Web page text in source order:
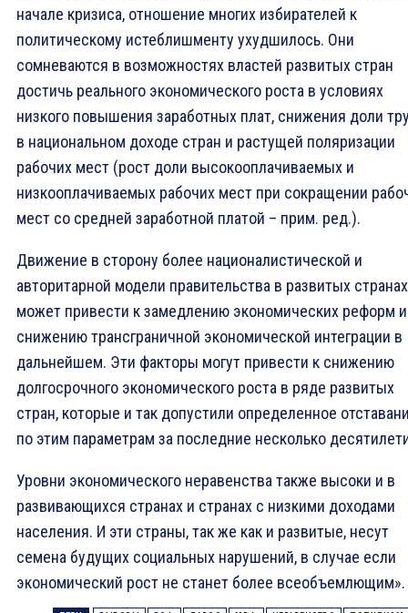
начале кризиса, отношение многих избирателей к
политическому истеблишменту ухудшилось. Они
сомневаются в возможностях властей развитых стран
достичь реального экономического роста в условиях
низкого повышения заработных плат, снижения доли
в национальном доходе стран и растущей поляризации
рабочих мест (рост доли высокооплачиваемых и
низкооплачиваемых рабочих мест при сокращении
мест со средней заработной платой – прим. ред.).
Движение в сторону более националистической и
авторитарной модели правительства в развитых странах
может привести к замедлению экономических реформ и
снижению трансграничной экономической интеграции в
дальнейшем. Эти факторы могут привести к снижению
долгосрочного экономического роста в ряде развитых
стран, которые и так допустили определенное
по этим параметрам за последние несколько
Уровни экономического неравенства также высоки и в
развивающихся странах и странах с низкими доходами
населения. И эти страны, так же как и развитые, несут
семена будущих социальных нарушений, в случае если
экономический рост не станет более